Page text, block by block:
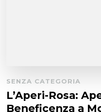
SENZA CATEGORIA
L’Aperi-Rosa:
Beneficenza a